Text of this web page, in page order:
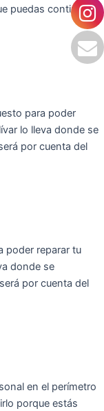
puedas continuar
para poder
lo lleva donde se
por cuenta del
poder reparar tu
donde se
por cuenta del
en el perímetro
porque estás